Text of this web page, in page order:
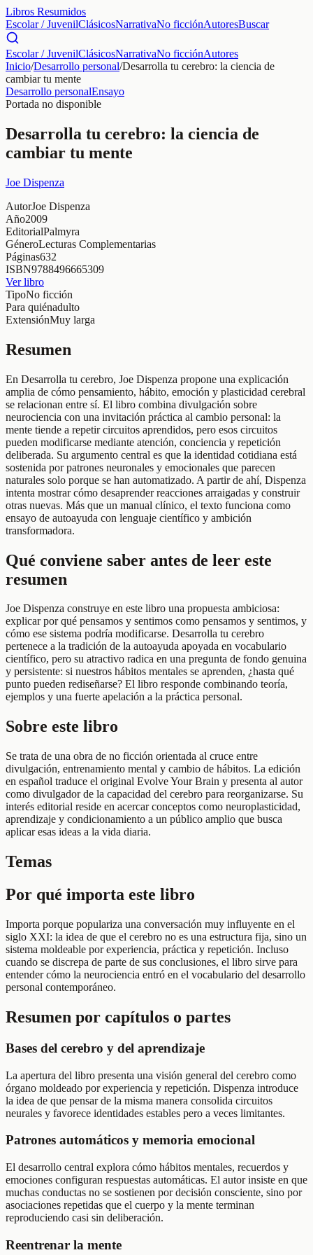
Libros Resumidos
Escolar / JuvenilClásicosNarrativaNo ficciónAutoresBuscar
Escolar / JuvenilClásicosNarrativaNo ficciónAutores
Inicio/Desarrollo personal/Desarrolla tu cerebro: la ciencia de
cambiar tu mente
Desarrollo personalEnsayo
Portada no disponible
Desarrolla tu cerebro: la ciencia de
cambiar tu mente
Joe Dispenza
AutorJoe Dispenza
Año2009
EditorialPalmyra
GéneroLecturas Complementarias
Páginas632
ISBN9788496665309
Ver libro
TipoNo ficción
Para quiénadulto
ExtensiónMuy larga
Resumen
En Desarrolla tu cerebro, Joe Dispenza propone una explicación
amplia de cómo pensamiento, hábito, emoción y plasticidad cerebral
se relacionan entre sí. El libro combina divulgación sobre
neurociencia con una invitación práctica al cambio personal: la
mente tiende a repetir circuitos aprendidos, pero esos circuitos
pueden modificarse mediante atención, conciencia y repetición
deliberada. Su argumento central es que la identidad cotidiana está
sostenida por patrones neuronales y emocionales que parecen
naturales solo porque se han automatizado. A partir de ahí, Dispenza
intenta mostrar cómo desaprender reacciones arraigadas y construir
otras nuevas. Más que un manual clínico, el texto funciona como
ensayo de autoayuda con lenguaje científico y ambición
transformadora.
Qué conviene saber antes de leer este
resumen
Joe Dispenza construye en este libro una propuesta ambiciosa:
explicar por qué pensamos y sentimos como pensamos y sentimos, y
cómo ese sistema podría modificarse. Desarrolla tu cerebro
pertenece a la tradición de la autoayuda apoyada en vocabulario
científico, pero su atractivo radica en una pregunta de fondo genuina
y persistente: si nuestros hábitos mentales se aprenden, ¿hasta qué
punto pueden rediseñarse? El libro responde combinando teoría,
ejemplos y una fuerte apelación a la práctica personal.
Sobre este libro
Se trata de una obra de no ficción orientada al cruce entre
divulgación, entrenamiento mental y cambio de hábitos. La edición
en español traduce el original Evolve Your Brain y presenta al autor
como divulgador de la capacidad del cerebro para reorganizarse. Su
interés editorial reside en acercar conceptos como neuroplasticidad,
aprendizaje y condicionamiento a un público amplio que busca
aplicar esas ideas a la vida diaria.
Temas
Por qué importa este libro
Importa porque populariza una conversación muy influyente en el
siglo XXI: la idea de que el cerebro no es una estructura fija, sino un
sistema moldeable por experiencia, práctica y repetición. Incluso
cuando se discrepa de parte de sus conclusiones, el libro sirve para
entender cómo la neurociencia entró en el vocabulario del desarrollo
personal contemporáneo.
Resumen por capítulos o partes
Bases del cerebro y del aprendizaje
La apertura del libro presenta una visión general del cerebro como
órgano moldeado por experiencia y repetición. Dispenza introduce
la idea de que pensar de la misma manera consolida circuitos
neurales y favorece identidades estables pero a veces limitantes.
Patrones automáticos y memoria emocional
El desarrollo central explora cómo hábitos mentales, recuerdos y
emociones configuran respuestas automáticas. El autor insiste en que
muchas conductas no se sostienen por decisión consciente, sino por
asociaciones repetidas que el cuerpo y la mente terminan
reproduciendo casi sin deliberación.
Reentrenar la mente